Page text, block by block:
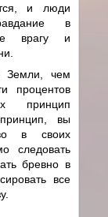
и люди
в
врагу и
Земли, чем
процентов
принцип
вы
в своих
следовать
бревно в
все